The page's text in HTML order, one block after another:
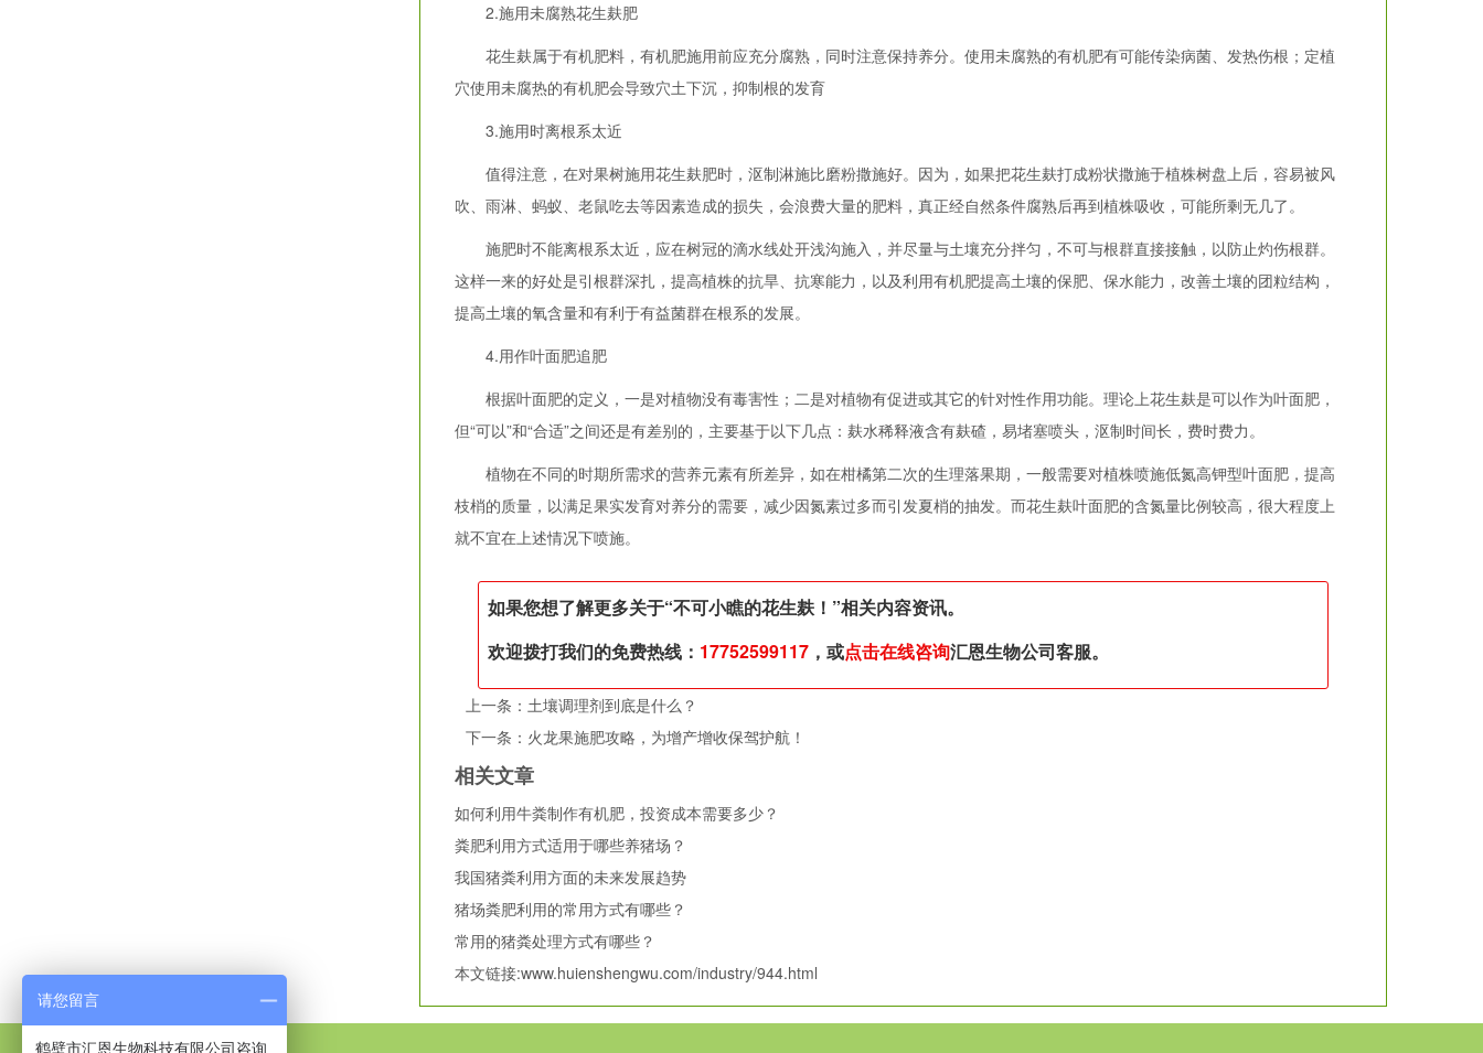
2.施用未腐熟花生麸肥
花生麸属于有机肥料，有机肥施用前应充分腐熟，同时注意保持养分。使用未腐熟的有机肥有可能传染病菌、发热伤根；定植
穴使用未腐热的有机肥会导致穴土下沉，抑制根的发育
3.施用时离根系太近
值得注意，在对果树施用花生麸肥时，沤制淋施比磨粉撒施好。因为，如果把花生麸打成粉状撒施于植株树盘上后，容易被风
吹、雨淋、蚂蚁、老鼠吃去等因素造成的损失，会浪费大量的肥料，真正经自然条件腐熟后再到植株吸收，可能所剩无几了。
施肥时不能离根系太近，应在树冠的滴水线处开浅沟施入，并尽量与土壤充分拌匀，不可与根群直接接触，以防止灼伤根群。
这样一来的好处是引根群深扎，提高植株的抗旱、抗寒能力，以及利用有机肥提高土壤的保肥、保水能力，改善土壤的团粒结构，
提高土壤的氧含量和有利于有益菌群在根系的发展。
4.用作叶面肥追肥
根据叶面肥的定义，一是对植物没有毒害性；二是对植物有促进或其它的针对性作用功能。理论上花生麸是可以作为叶面肥，
但“可以”和“合适”之间还是有差别的，主要基于以下几点：麸水稀释液含有麸碴，易堵塞喷头，沤制时间长，费时费力。
植物在不同的时期所需求的营养元素有所差异，如在柑橘第二次的生理落果期，一般需要对植株喷施低氮高钾型叶面肥，提高
枝梢的质量，以满足果实发育对养分的需要，减少因氮素过多而引发夏梢的抽发。而花生麸叶面肥的含氮量比例较高，很大程度上
就不宜在上述情况下喷施。
如果您想了解更多关于“不可小瞧的花生麸！ ”相关内容资讯。
欢迎拨打我们的免费热线： 17752599117，或点击在线咨询汇恩生物公司客服。
上一条：土壤调理剂到底是什么？
下一条： 火龙果施肥攻略，为增产增收保驾护航！
相关文章
如何利用牛粪制作有机肥，投资成本需要多少？
粪肥利用方式适用于哪些养猪场？
我国猪粪利用方面的未来发展趋势
猪场粪肥利用的常用方式有哪些？
常用的猪粪处理方式有哪些？
本文链接:www.huienshengwu.com/industry/944.html
请您留言
鹤壁市汇恩生物科技有限公司咨询